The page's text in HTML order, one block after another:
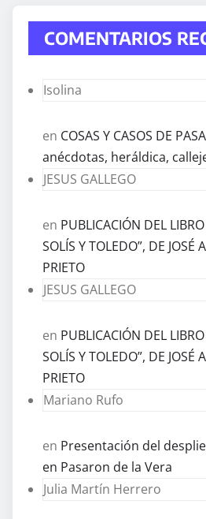
COMENTARIOS
Isolina
en COSAS Y CASOS DE
anécdotas, heráldica,
JESUS GALLEGO
en PUBLICACIÓN DEL
SOLÍS Y TOLEDO”, DE JOSÉ
PRIETO
JESUS GALLEGO
en PUBLICACIÓN DEL
SOLÍS Y TOLEDO”, DE JOSÉ
PRIETO
Mariano Rufo
en Presentación del
en Pasaron de la Vera
Julia Martín Herrero